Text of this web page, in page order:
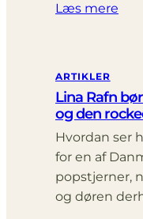
Læs mere
ARTIKLER
Lina Rafn
og den
Hvordan ser
for en af
popstjerner,
og døren